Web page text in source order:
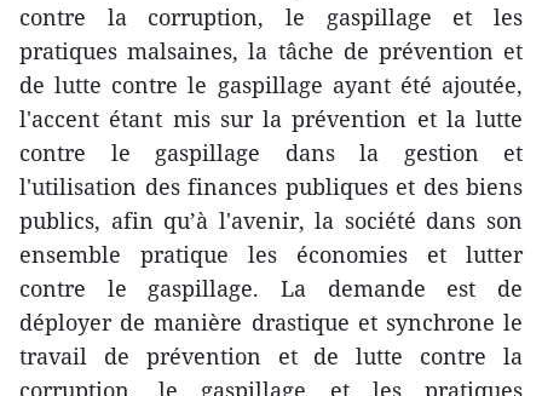
contre la corruption, le gaspillage et les
pratiques malsaines, la tâche de prévention et
de lutte contre le gaspillage ayant été ajoutée,
l'accent étant mis sur la prévention et la lutte
contre le gaspillage dans la gestion et
l'utilisation des finances publiques et des biens
publics, afin qu’à l'avenir, la société dans son
ensemble pratique les économies et lutter
contre le gaspillage. La demande est de
déployer de manière drastique et synchrone le
travail de prévention et de lutte contre la
corruption, le gaspillage et les pratiques